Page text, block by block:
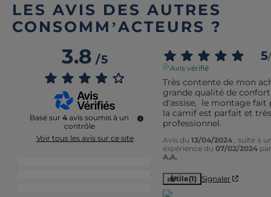
LES AVIS DES AUTRES
CONSOMM’ACTEURS ?
3.8/5
Basé sur 4 avis soumis à un
contrôle
Voir tous les avis sur ce site
2
0
5/
Avis vérifié
Très contente de mon
grande qualité de
d'assise,  le montage fait
la camif est parfait et très
professionnel.
Avis du 13/04/2024
, suite à
expérience du 07/02/2024 par
A.A.
Utile(1) Signaler